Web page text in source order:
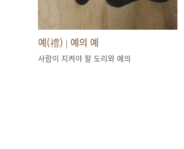
예(禮) | 예의 예
사람이 지켜야 할 도리와 예의